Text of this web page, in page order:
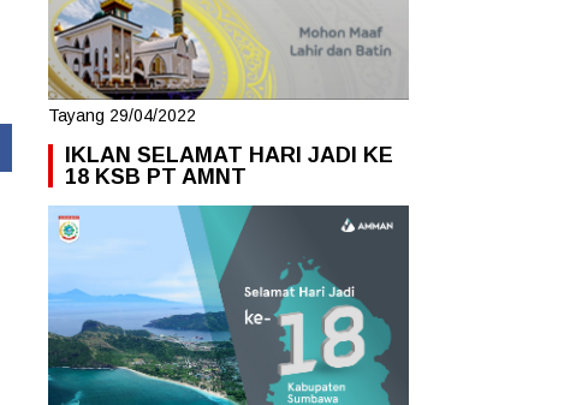
Tayang 29/04/2022
IKLAN SELAMAT HARI JADI KE
18 KSB PT AMNT